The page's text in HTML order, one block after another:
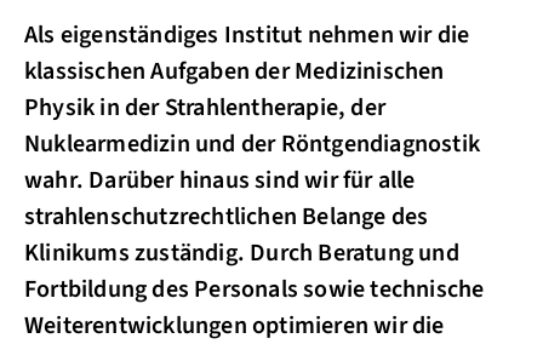
Als eigenständiges Institut nehmen wir die
klassischen Aufgaben der Medizinischen
Physik in der Strahlentherapie, der
Nuklearmedizin und der Röntgendiagnostik
wahr. Darüber hinaus sind wir für alle
strahlenschutzrechtlichen Belange des
Klinikums zuständig. Durch Beratung und
Fortbildung des Personals sowie technische
Weiterentwicklungen optimieren wir die